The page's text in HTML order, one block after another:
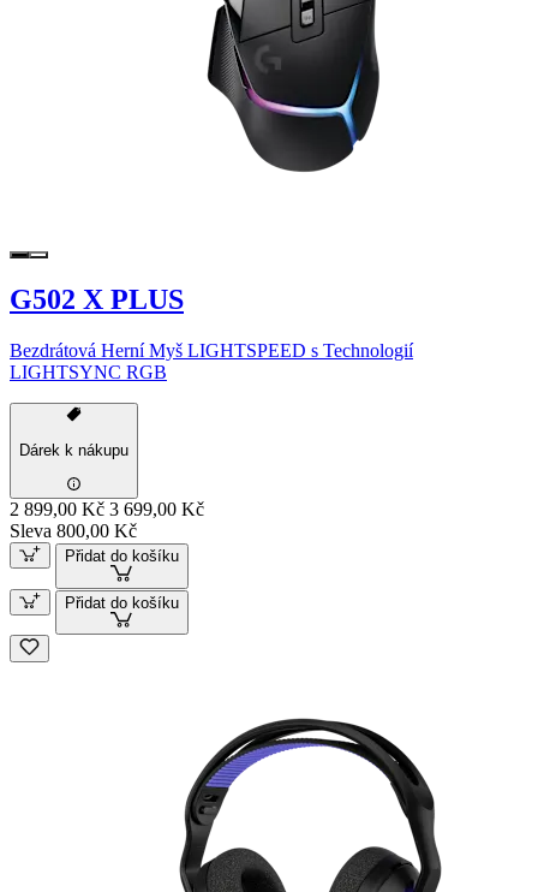
G502 X PLUS
Bezdrátová Herní Myš LIGHTSPEED s Technologií
LIGHTSYNC RGB
Dárek k nákupu
2 899,00 Kč 3 699,00 Kč
Sleva 800,00 Kč
Přidat do košíku
Přidat do košíku